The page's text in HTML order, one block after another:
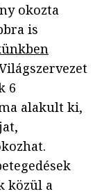
okozta
is
6
alakult ki,
közül a